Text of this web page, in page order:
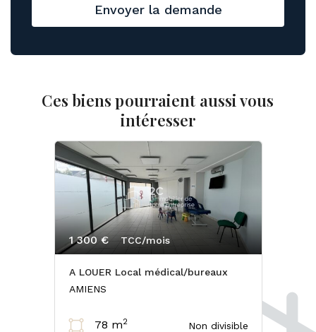
Envoyer la demande
Ces biens pourraient aussi vous
intéresser
A LOUER Local médical/bureaux
Non divisible
1 300 € TCC/mois
AMIENS
78 m2